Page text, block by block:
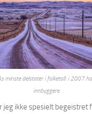
minste delstater i folketall: i 2007
innbyggere.
jeg ikke spesielt begeistret